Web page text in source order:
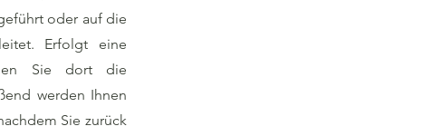
oder auf die
Erfolgt eine
Sie dort die
werden Ihnen
Sie zurück